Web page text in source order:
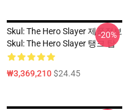
Skul: The Hero Slayer 제품정보
Skul: The Hero Slayer 탱크 탑
₩3,369,210$24.45
-20%